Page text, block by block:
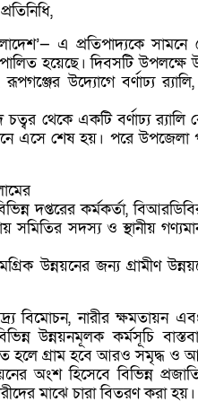
এ প্রতিপাদ্যকে সামনে
হয়েছে। দিবসটি উপলক্ষে
রূপগঞ্জের উদ্যোগে বর্ণাঢ্য
থেকে একটি বর্ণাঢ্য র‌্যালি
এসে শেষ হয়। পরে উপজেলা
দপ্তরের কর্মকর্তা, বিআরডিবির
সমিতির সদস্য ও স্থানীয়
উন্নয়নের জন্য গ্রামীণ
বিমোচন, নারীর
উন্নয়নমূলক কর্মসূচি
হলে গ্রাম হবে আরও সমৃদ্ধ ও
অংশ হিসেবে বিভিন্ন
মাঝে চারা বিতরণ করা হয়।